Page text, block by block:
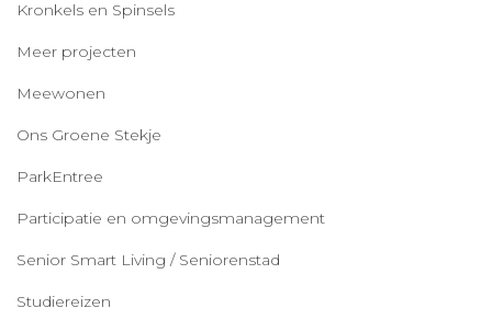
Kronkels en Spinsels
Meer projecten
Meewonen
Ons Groene Stekje
ParkEntree
Participatie en omgevingsmanagement
Senior Smart Living / Seniorenstad
Studiereizen